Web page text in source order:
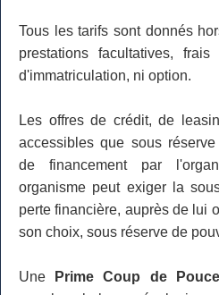
Tous les tarifs sont donnés
prestations facultatives,
d'immatriculation, ni option.
Les offres de crédit, de
accessibles que sous
de financement par
organisme peut exiger la
perte financière, auprès de lui
son choix, sous réserve de
Une
Prime Coup de